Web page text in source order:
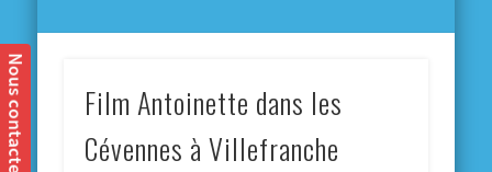
Film Antoinette dans les
Cévennes à Villefranche